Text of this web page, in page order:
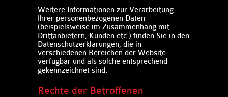
Weitere Informationen zur Verarbeitung
Ihrer personenbezogenen Daten
(beispielsweise im Zusammenhang mit
Drittanbietern, Kunden etc.) finden Sie in den
Datenschutzerklärungen, die in
verschiedenen Bereichen der Website
verfügbar und als solche entsprechend
gekennzeichnet sind.​
Rechte der Betroffenen​